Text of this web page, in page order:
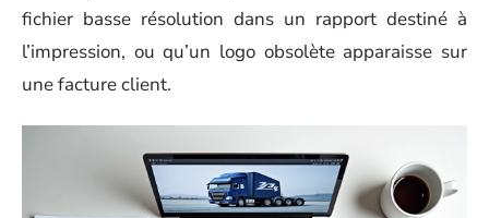
fichier basse résolution dans un rapport destiné à
l’impression, ou qu’un logo obsolète apparaisse sur
une facture client.